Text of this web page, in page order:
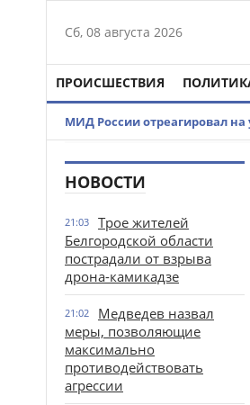
Сб, 08 августа 2026
ПРОИСШЕСТВИЯ
МИД России отреагировал на
НОВОСТИ
21:03
Трое жителей
Белгородской области
пострадали от взрыва
дрона-камикадзе
21:02
Медведев назвал
меры, позволяющие
максимально
противодействовать
агрессии